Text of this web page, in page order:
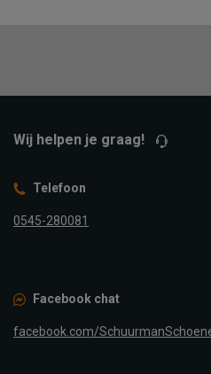
Wij helpen je graag!
Telefoon
0545-280081
Facebook chat
facebook.com/